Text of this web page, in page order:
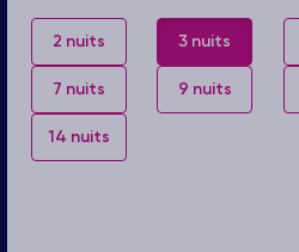
2 nuits 3 nuits
7 nuits 9 nuits
14 nuits